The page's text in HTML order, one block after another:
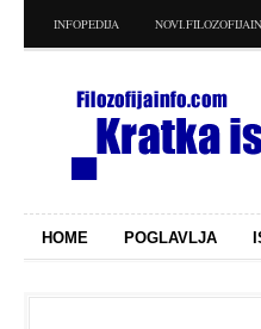
INFOPEDIJA
HOME POGLAVLJA